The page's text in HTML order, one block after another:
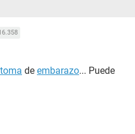
de embarazo... Puede